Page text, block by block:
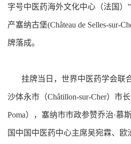
字号中医药海外文化中心（法国）
产塞纳古堡(Château de Selles-sur-
牌落成。
挂牌当日，世界中医药学会联
沙体永市（Châtillon-sur-Cher）市
Poma），塞纳市市政参赞乔治·慕
国中国中医药中心主席吴宛霖、